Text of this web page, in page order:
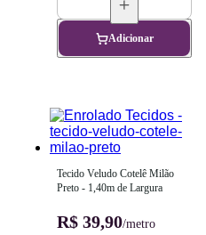
Adicionar
Tecido Veludo Cotelê Milão
Preto - 1,40m de Largura
R$ 39,90/metro